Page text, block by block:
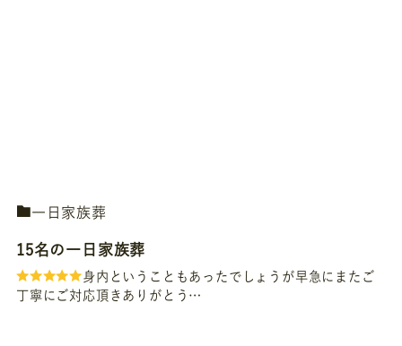
一日家族葬
15名の一日家族葬
身内ということもあったでしょうが早急にまたご
丁寧にご対応頂きありがとう…